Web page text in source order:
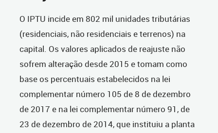
O IPTU incide em 802 mil unidades tributárias
(residenciais, não residenciais e terrenos) na
capital. Os valores aplicados de reajuste não
sofrem alteração desde 2015 e tomam como
base os percentuais estabelecidos na lei
complementar número 105 de 8 de dezembro
de 2017 e na lei complementar número 91, de
23 de dezembro de 2014, que instituiu a planta